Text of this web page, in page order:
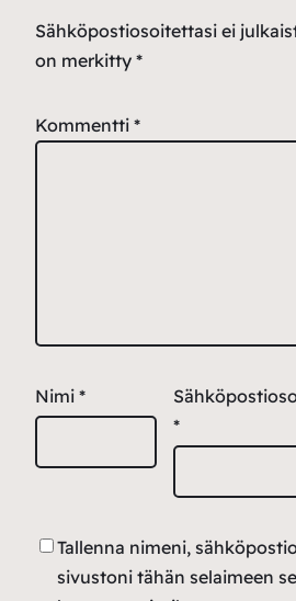
Sähköpostiosoitettasi ei
on merkitty *
Kommentti *
Nimi *
*
Tallenna nimeni,
sivustoni tähän selaimeen